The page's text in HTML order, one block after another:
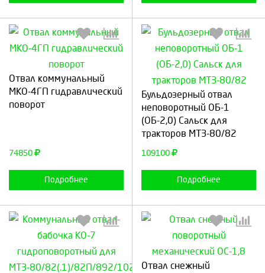
Отвал коммунальный
МКО-4ГП гидравлический
поворот
74850
Подробнее
Выберите количество:
Бульдозерный отвал
неповоротный ОБ-1
(ОБ-2,0) Сальск для
тракторов МТЗ-80/82
109100
Подробнее
Выберите количество:
Продолжить Отмена
Выберите количество:
Отвал снежный
Выберите количество: